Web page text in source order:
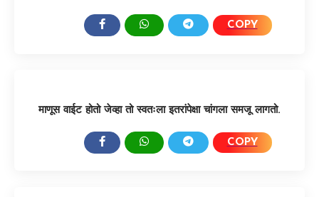
COPY
माणूस वाईट होतो जेव्हा तो स्वतःला इतरांपेक्षा चांगला समजू लागतो.
COPY